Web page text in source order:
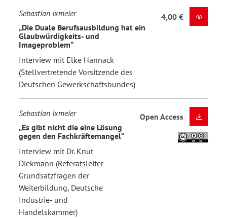
Sebastian Ixmeier
„Die Duale Berufsausbildung hat ein
Glaubwürdigkeits- und
Imageproblem“
Interview mit Elke Hannack
(Stellvertretende Vorsitzende des
Deutschen Gewerkschaftsbundes)
4,00 €
Sebastian Ixmeier
„Es gibt nicht die eine Lösung
gegen den Fachkräftemangel“
Interview mit Dr. Knut
Diekmann (Referatsleiter
Grundsatzfragen der
Weiterbildung, Deutsche
Industrie- und
Handelskammer)
Open Access